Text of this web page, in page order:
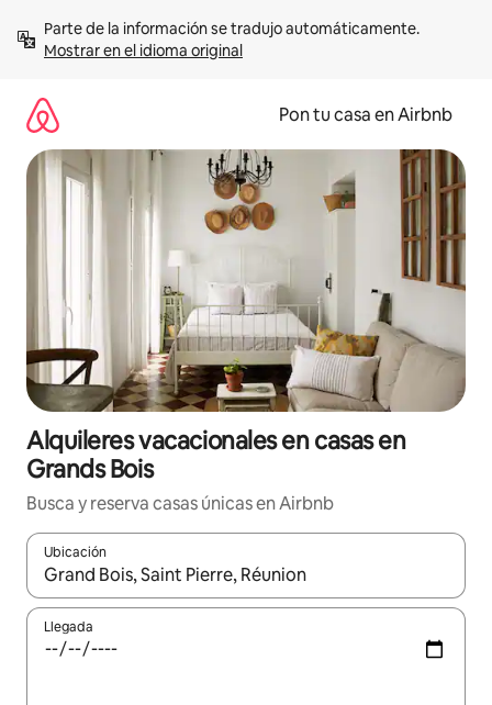
contenidoMostrar en el idioma original
Pon tu casa en Airbnb
Alquileres vacacionales en casas en
Grands Bois
Busca y reserva casas únicas en Airbnb
Ubicación
Cuando los resultados estén disponibles, navega con las
Llegada